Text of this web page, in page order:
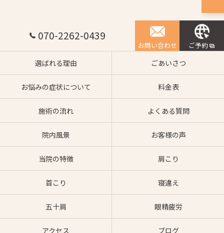
070-2262-0439
お問い合わせ ご予約
選ばれる理由 ごあいさつ
お悩みの症状について 料金表
施術の流れ よくある質問
院内風景 お客様の声
当院の特徴 肩こり
首こり 寝違え
五十肩 眼精疲労
アクセス ブログ